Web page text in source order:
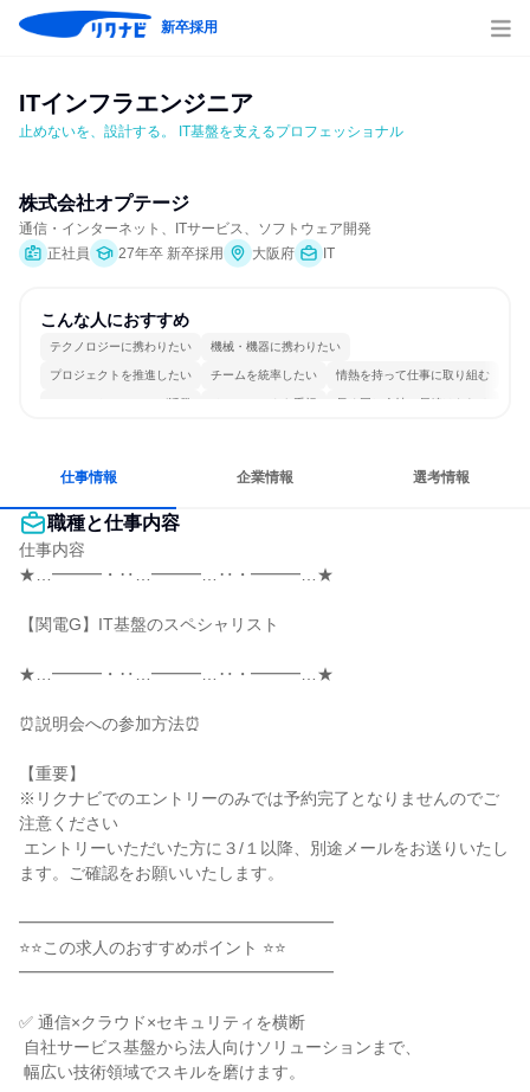
新卒採用
ITインフラエンジニア
止めないを、設計する。 IT基盤を支えるプロフェッショナル
株式会社オプテージ
通信・インターネット、ITサービス、ソフトウェア開発
正社員
27年卒 新卒採用 大阪府 IT
こんな人におすすめ
テクノロジーに携わりたい 機械・機器に携わりたい
プロジェクトを推進したい チームを統率したい 情熱を持って仕事に取り組む
コミュニケーションが活発 チームワークを重視 長く同じ会社に居続けられる
仕事情報 企業情報 選考情報
職種と仕事内容
仕事内容
★…━━━・‥…━━━…‥・━━━…★
【関電G】IT基盤のスペシャリスト
★…━━━・‥…━━━…‥・━━━…★
⏰説明会への参加方法⏰
【重要】
※リクナビでのエントリーのみでは予約完了となりませんのでご
注意ください
ます。ご確認をお願いいたします。
━━━━━━━━━━━━━━━━━━━
⭐⭐この求人のおすすめポイント ⭐⭐
━━━━━━━━━━━━━━━━━━━
✅ 通信×クラウド×セキュリティを横断